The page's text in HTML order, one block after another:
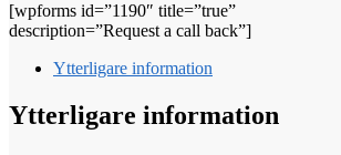
[wpforms id=”1190″ title=”true”
description=”Request a call back”]
Ytterligare information
Ytterligare information